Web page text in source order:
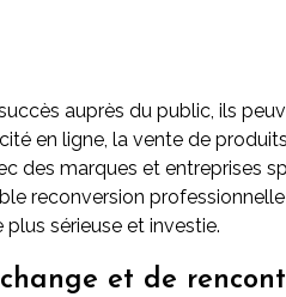
auprès du public, ils
en ligne, la vente de
des marques et entreprises
reconversion
sérieuse et investie.
et de